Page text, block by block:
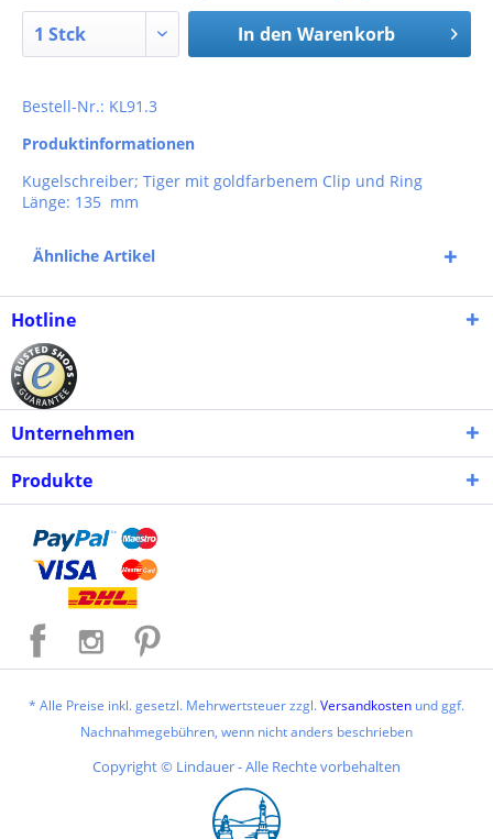
In den Warenkorb
Bestell-Nr.: KL91.3
Produktinformationen
Kugelschreiber; Tiger mit goldfarbenem Clip und Ring
Länge: 135 mm
Ähnliche Artikel
Hotline
Unternehmen
Produkte
* Alle Preise inkl. gesetzl. Mehrwertsteuer zzgl.Versandkosten und ggf.
Nachnahmegebühren, wenn nicht anders beschrieben
Copyright © Lindauer - Alle Rechte vorbehalten